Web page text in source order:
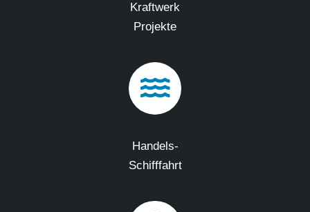
Kraftwerk
Projekte
Handels-
Schifffahrt